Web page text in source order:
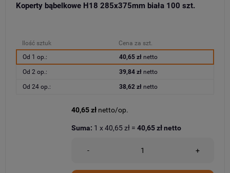
Koperty bąbelkowe H18 285x375mm biała 100 szt.
Ilość sztuk
Cena za szt.
Od 1 op.:
40,65 złnetto
Od 2 op.: 39,84 złnetto
Od 24 op.: 38,62 złnetto
40,65 zł netto/op.
- +
Suma: 1 x40,65 zł = 40,65 złnetto